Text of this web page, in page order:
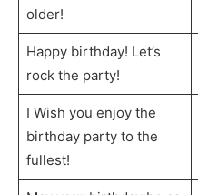
older!
Happy birthday! Let’s
rock the party!
I Wish you enjoy the
birthday party to the
fullest!